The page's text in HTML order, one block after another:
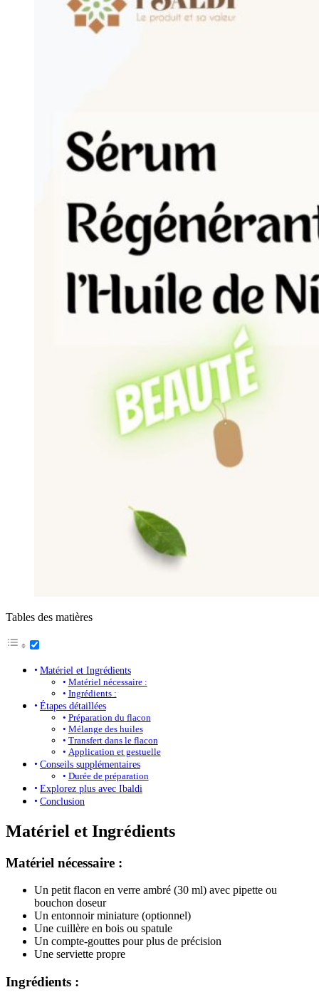
Tables des matières
Matériel et Ingrédients
Matériel nécessaire :
Ingrédients :
Étapes détaillées
Préparation du flacon
Mélange des huiles
Transfert dans le flacon
Application et gestuelle
Conseils supplémentaires
Durée de préparation
Explorez plus avec Ibaldi
Conclusion
Matériel et Ingrédients
Matériel nécessaire :
Un petit flacon en verre ambré (30 ml) avec pipette ou
bouchon doseur
Un entonnoir miniature (optionnel)
Une cuillère en bois ou spatule
Un compte-gouttes pour plus de précision
Une serviette propre
Ingrédients :